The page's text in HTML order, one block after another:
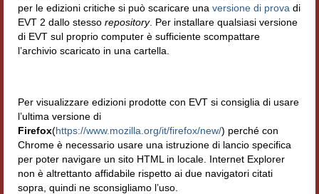
per le edizioni critiche si può scaricare una versione di prova di
EVT 2 dallo stesso repository. Per installare qualsiasi versione
di EVT sul proprio computer è sufficiente scompattare
l’archivio scaricato in una cartella.
Per visualizzare edizioni prodotte con EVT si consiglia di usare
l’ultima versione di
Firefox(https://www.mozilla.org/it/firefox/new/) perché con
Chrome è necessario usare una istruzione di lancio specifica
per poter navigare un sito HTML in locale. Internet Explorer
non è altrettanto affidabile rispetto ai due navigatori citati
sopra, quindi ne sconsigliamo l’uso.